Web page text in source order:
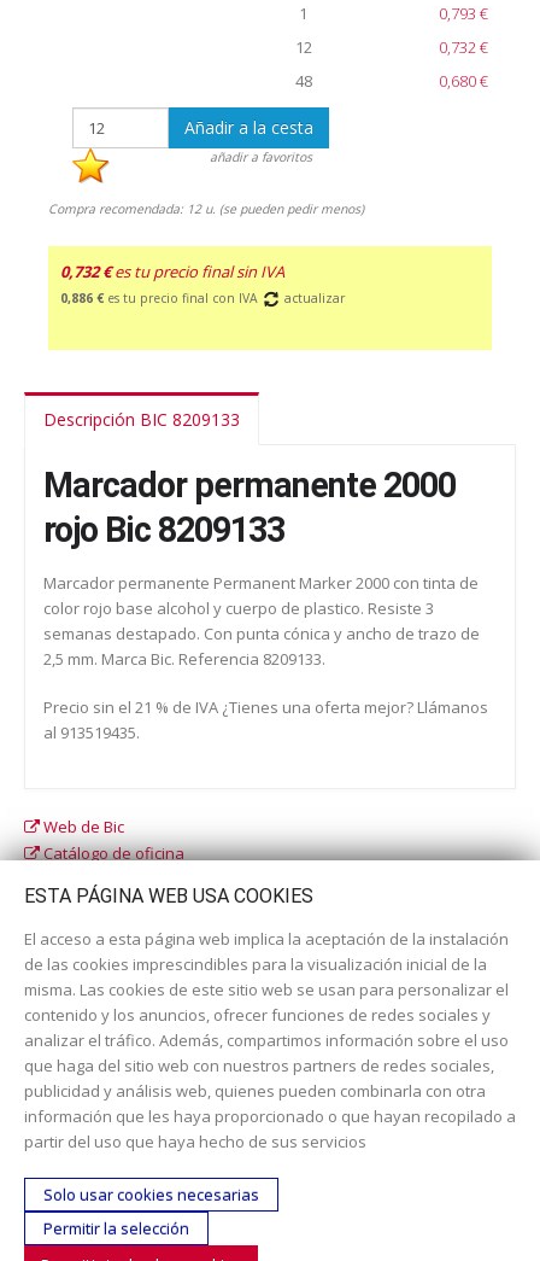
1
0,793 €
12
0,732 €
48
0,680 €
Añadir a la cesta
añadir a favoritos
Compra recomendada: 12 u. (se pueden pedir menos)
0,732 € es tu precio final sin IVA
0,886 € es tu precio final con IVA actualizar
Descripción BIC 8209133
Marcador permanente 2000
rojo Bic 8209133
Marcador permanente Permanent Marker 2000 con tinta de
color rojo base alcohol y cuerpo de plastico. Resiste 3
semanas destapado. Con punta cónica y ancho de trazo de
2,5 mm. Marca Bic. Referencia 8209133.
Precio sin el 21 % de IVA ¿Tienes una oferta mejor? Llámanos
al 913519435.
Web de Bic
Catálogo de oficina
Dirección:c/ Cercedilla nº 14, 28925 Alcorcón
Email:contacta aquí
Teléfono:913519435
ESTA PÁGINA WEB USA COOKIES
El acceso a esta página web implica la aceptación de la instalación
de las cookies imprescindibles para la visualización inicial de la
misma. Las cookies de este sitio web se usan para personalizar el
contenido y los anuncios, ofrecer funciones de redes sociales y
analizar el tráfico. Además, compartimos información sobre el uso
que haga del sitio web con nuestros partners de redes sociales,
publicidad y análisis web, quienes pueden combinarla con otra
información que les haya proporcionado o que hayan recopilado a
partir del uso que haya hecho de sus servicios
Solo usar cookies necesarias
Permitir la selección